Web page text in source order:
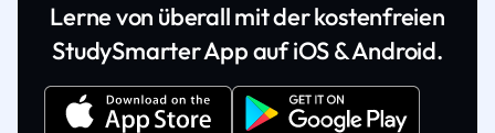
Lerne von überall mit der kostenfreien
StudySmarter App auf iOS & Android.